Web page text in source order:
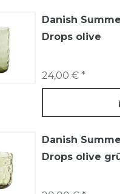
Danish
Drops olive
24,00 € *
Danish
Drops olive